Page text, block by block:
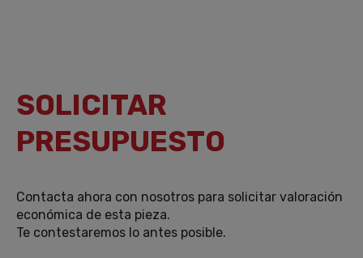
SOLICITAR
PRESUPUESTO
Contacta ahora con nosotros para solicitar valoración
económica de esta pieza.
Te contestaremos lo antes posible.